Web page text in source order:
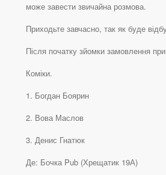
може завести звичайна розмова.
Приходьте завчасно, так як буде
Після початку зйомки замовлення
Коміки.
1. Богдан Боярин
2. Вова Маслов
3. Денис Гнатюк
Де: Бочка Pub (Хрещатик 19А)